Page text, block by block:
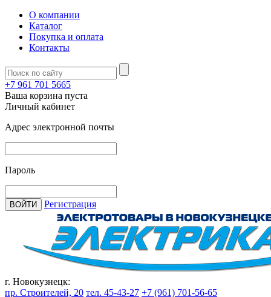
О компании
Каталог
Покупка и оплата
Контакты
+7 961 701 5665
Ваша корзина пуста
Личный кабинет
Адрес электронной почты
Пароль
ВОЙТИ Регистрация
г. Новокузнецк:
пр. Строителей, 20 тел. 45-43-27 +7 (961) 701-56-65